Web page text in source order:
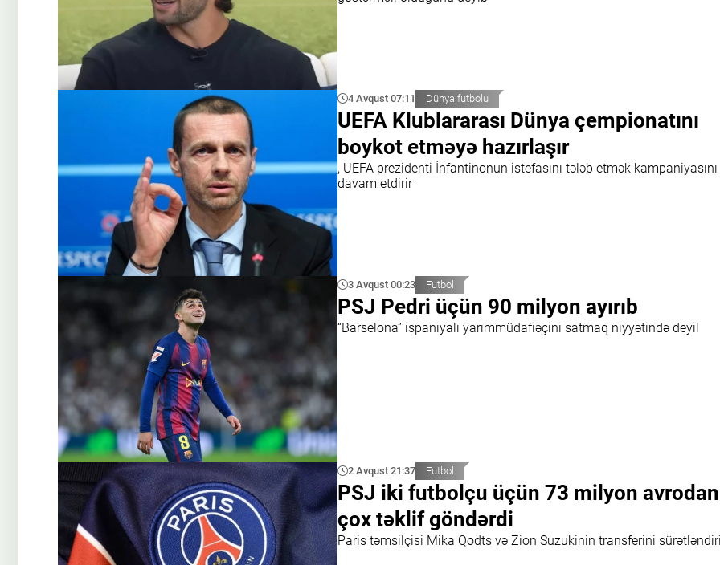
4 Avqust 07:11 Dünya futbolu
UEFA Klublararası Dünya çempionatını
boykot etməyə hazırlaşır
, UEFA prezidenti İnfantinonun istefasını tələb etmək kampaniyasını
davam etdirir
3 Avqust 00:23 Futbol
PSJ Pedri üçün 90 milyon ayırıb
“Barselona” ispaniyalı yarımmüdafiəçini satmaq niyyətində deyil
2 Avqust 21:37 Futbol
PSJ iki futbolçu üçün 73 milyon avrodan
çox təklif göndərdi
Paris təmsilçisi Mika Qodts və Zion Suzukinin transferini